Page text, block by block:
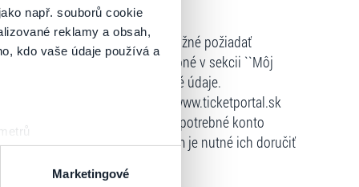
např. souborů cookie
reklamy a obsah,
kdo vaše údaje používá a
prstu)
. Svůj souhlas
Marketingové
vrátenie vstupeniek je možné požiadať
, v ktorom je potrebné v sekcii ``Môj
a vyplniť všetky požadované údaje.
aby si na stránke www.ticketportal.sk
bola registrácia vytvorená a je potrebné konto
vstupenky zaslané kuriérom je nutné ich doručiť